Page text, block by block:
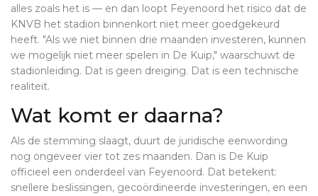
alles zoals het is — en dan loopt Feyenoord het risico dat de
KNVB het stadion binnenkort niet meer goedgekeurd
heeft. "Als we niet binnen drie maanden investeren, kunnen
we mogelijk niet meer spelen in De Kuip," waarschuwt de
stadionleiding. Dat is geen dreiging. Dat is een technische
realiteit.
Wat komt er daarna?
Als de stemming slaagt, duurt de juridische eenwording
nog ongeveer vier tot zes maanden. Dan is De Kuip
officieel een onderdeel van Feyenoord. Dat betekent:
snellere beslissingen, gecoördineerde investeringen, en een